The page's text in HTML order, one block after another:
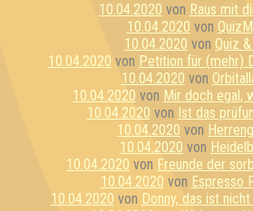
10.04.2020 von Raus mit
10.04.2020 von
10.04.2020 von Quiz
10.04.2020 von Petition für (mehr)
10.04.2020 von
10.04.2020 von Mir doch egal,
10.04.2020 von Ist das
10.04.2020 von
10.04.2020 von
10.04.2020 von Freunde der
10.04.2020 von Espresso
10.04.2020 von Donny, das ist